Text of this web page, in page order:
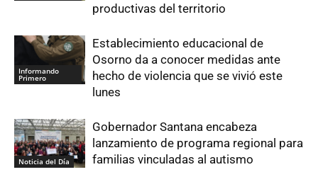
productivas del territorio
Informando
Primero
Establecimiento educacional de
Osorno da a conocer medidas ante
hecho de violencia que se vivió este
lunes
Noticia del Día
Gobernador Santana encabeza
lanzamiento de programa regional para
familias vinculadas al autismo